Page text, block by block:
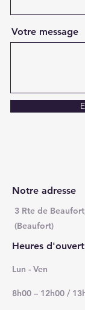
Votre message
Notre adresse
3 Rte de
(Beaufort)
Heures
Lun - Ven
8h00 – 12h00 /